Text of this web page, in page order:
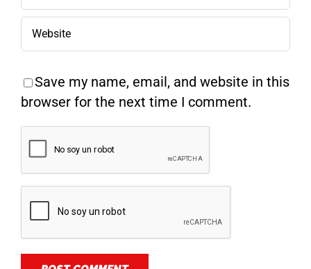
Save my name, email, and website in this
browser for the next time I comment.